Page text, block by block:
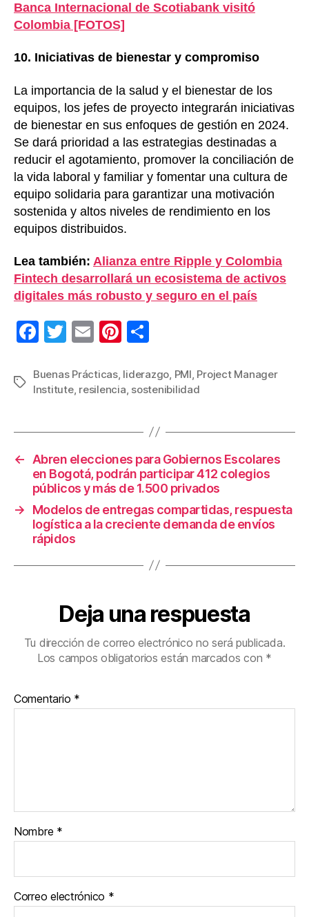
Banca Internacional de Scotiabank visitó
Colombia [FOTOS]
10. Iniciativas de bienestar y compromiso
La importancia de la salud y el bienestar de los
equipos, los jefes de proyecto integrarán iniciativas
de bienestar en sus enfoques de gestión en 2024.
Se dará prioridad a las estrategias destinadas a
reducir el agotamiento, promover la conciliación de
la vida laboral y familiar y fomentar una cultura de
equipo solidaria para garantizar una motivación
sostenida y altos niveles de rendimiento en los
equipos distribuidos.
Lea también: Alianza entre Ripple y Colombia
Fintech desarrollará un ecosistema de activos
digitales más robusto y seguro en el país
F
c
e
o
k
T
tt
er
E
ail
Pi
er
e
m
p
ar
tir
Etiquetas
Buenas Prácticas, liderazgo PMI Project Manager
Institute, resilencia sostenibilidad
←
Abren elecciones para Gobiernos Escolares
en Bogotá, podrán participar 412 colegios
públicos y más de 1.500 privados
→
Modelos de entregas compartidas, respuesta
logística a la creciente demanda de envíos
rápidos
Deja una respuesta
Tu dirección de correo electrónico no será publicada.
Los campos obligatorios están marcados con *
Comentario *
Nombre *
Correo electrónico *